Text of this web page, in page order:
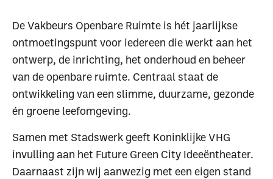
De Vakbeurs Openbare Ruimte is hét jaarlijkse
ontmoetingspunt voor iedereen die werkt aan het
ontwerp, de inrichting, het onderhoud en beheer
van de openbare ruimte. Centraal staat de
ontwikkeling van een slimme, duurzame, gezonde
én groene leefomgeving.
Samen met Stadswerk geeft Koninklijke VHG
invulling aan het Future Green City Ideeëntheater.
Daarnaast zijn wij aanwezig met een eigen stand